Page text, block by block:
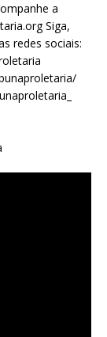
a
Siga,
redes sociais: